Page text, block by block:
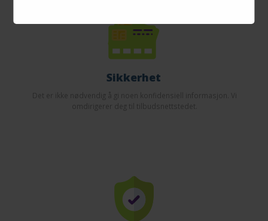
Sikkerhet
Det er ikke nødvendig å gi noen konfidensiell informasjon. Vi
omdirigerer deg til tilbudsnettstedet.